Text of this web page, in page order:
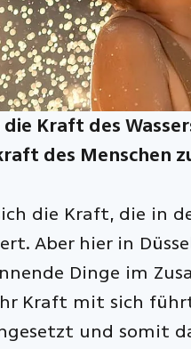
Kraft des
des Menschen
die Kraft, die in
Aber hier in
Dinge im
Kraft mit sich
und somit